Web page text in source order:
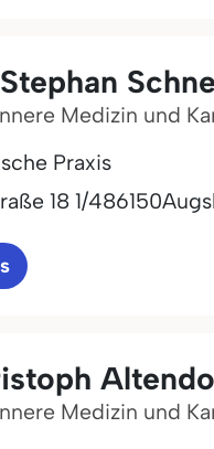
Medizin und
Praxis
18 1/486150
Medizin und